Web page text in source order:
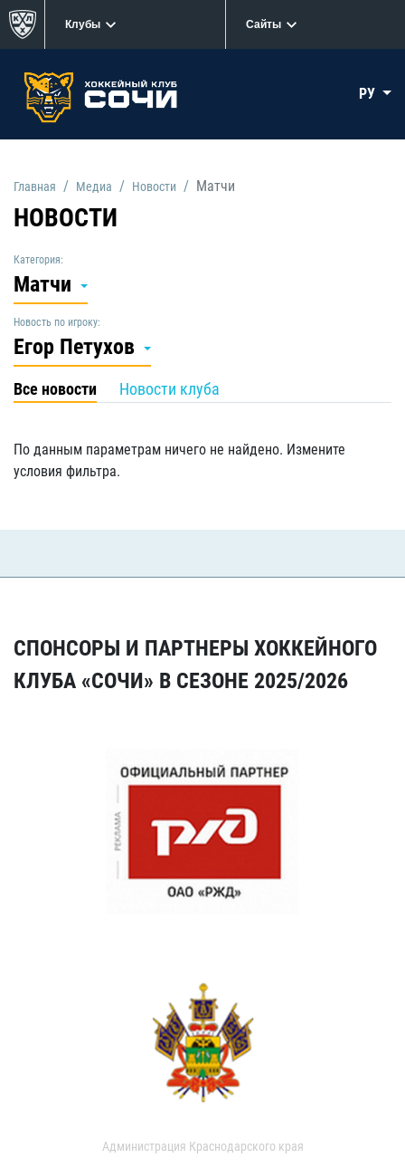
Клубы Сайты
РУ
Главная Медиа Новости Матчи
НОВОСТИ
Категория:
Матчи
Новость по игроку:
Егор Петухов
Все новости Новости клуба
По данным параметрам ничего не найдено. Измените
условия фильтра.
СПОНСОРЫ И ПАРТНЕРЫ ХОККЕЙНОГО
КЛУБА «СОЧИ» В СЕЗОНЕ 2025/2026
Администрация Краснодарского края